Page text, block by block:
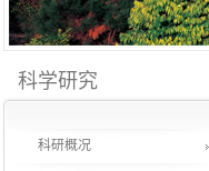
科学研究
科研概况